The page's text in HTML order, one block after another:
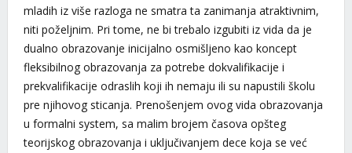
mladih iz više razloga ne smatra ta zanimanja atraktivnim,
niti poželjnim. Pri tome, ne bi trebalo izgubiti iz vida da je
dualno obrazovanje inicijalno osmišljeno kao koncept
fleksibilnog obrazovanja za potrebe dokvalifikacije i
prekvalifikacije odraslih koji ih nemaju ili su napustili školu
pre njihovog sticanja. Prenošenjem ovog vida obrazovanja
u formalni system, sa malim brojem časova opšteg
teorijskog obrazovanja i uključivanjem dece koja se već